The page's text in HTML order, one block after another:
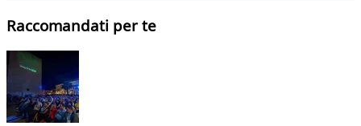
Raccomandati per te